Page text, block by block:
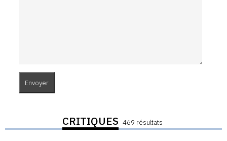
CRITIQUES 469 résultats